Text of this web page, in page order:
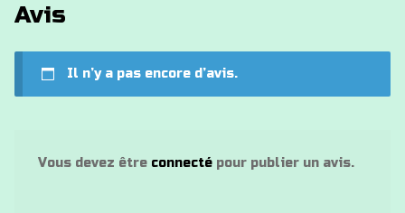
Avis
Il n’y a pas encore d’avis.
Vous devez être connectépour publier un avis.